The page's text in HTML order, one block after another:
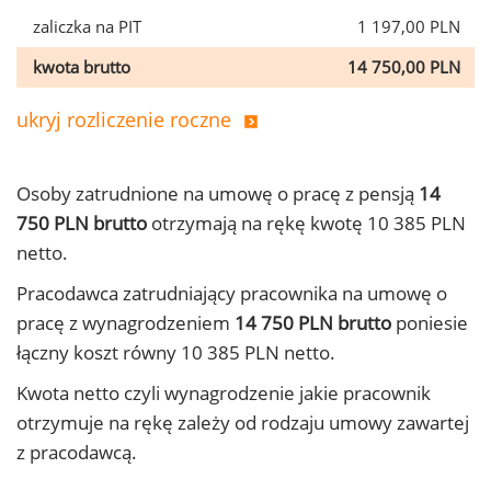
zaliczka na PIT
1 197,00 PLN
kwota brutto
14 750,00 PLN
ukryj rozliczenie roczne
Osoby zatrudnione na umowę o pracę z pensją 14
750 PLN brutto otrzymają na rękę kwotę 10 385 PLN
netto.
Pracodawca zatrudniający pracownika na umowę o
pracę z wynagrodzeniem 14 750 PLN brutto poniesie
łączny koszt równy 10 385 PLN netto.
Kwota netto czyli wynagrodzenie jakie pracownik
otrzymuje na rękę zależy od rodzaju umowy zawartej
z pracodawcą.